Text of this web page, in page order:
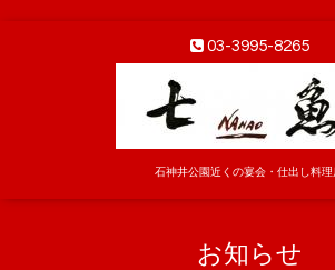
03-3995-8265
石神井公園近くの宴会・仕出し料理
お知らせ